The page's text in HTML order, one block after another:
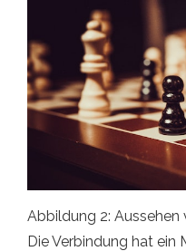
Abbildung 2: Aussehen
Die Verbindung hat ein